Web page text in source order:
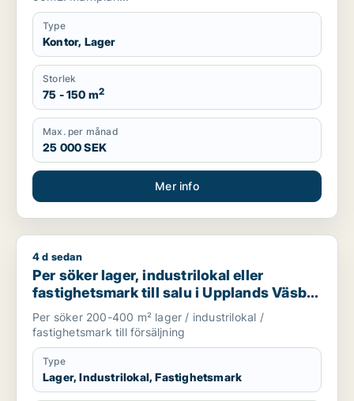
Type
Kontor, Lager
Storlek
75 - 150 m2
Max. per månad
25 000 SEK
Mer info
Per söker lager, industrilokal eller fastighetsmark till salu i
4 d sedan
Per söker lager, industrilokal eller
fastighetsmark till salu i Upplands Väsby,
Vallentuna eller Huddinge m.fl.
Per söker 200-400 m² lager / industrilokal /
fastighetsmark till försäljning
Type
Lager, Industrilokal, Fastighetsmark